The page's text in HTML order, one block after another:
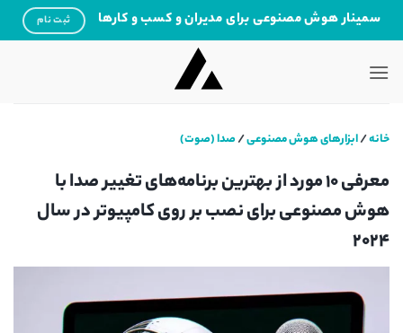
سمینار هوش مصنوعی برای مدیران و کسب و کارها ثبت نام
خانه/ابزارهای هوش مصنوعی/صدا (صوت)
معرفی 10 مورد از بهترین برنامه‌های تغییر صدا با
هوش مصنوعی برای نصب بر روی کامپیوتر در سال
2024